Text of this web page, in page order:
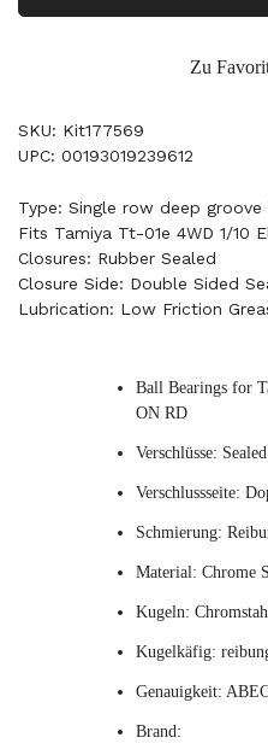
Zu
SKU: Kit177569
UPC: 00193019239612
Type: Single row deep groove
Fits Tamiya Tt-01e 4WD 1/10
Closures: Rubber Sealed
Closure Side: Double Sided
Lubrication: Low Friction
Ball Bearings for
ON RD
Verschlüsse:
Verschlussseite:
Schmierung:
Material: Chrome
Kugeln:
Kugelkäfig:
Genauigkeit:
Brand: